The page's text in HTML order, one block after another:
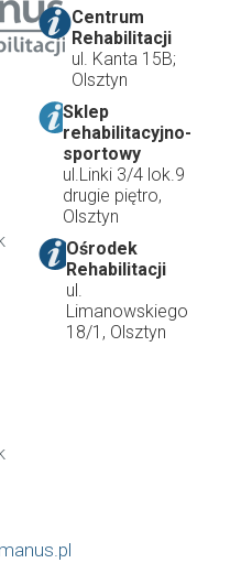
Centrum
Rehabilitacji
ul. Kanta 15B;
Olsztyn
Sklep
rehabilitacyjno-
sportowy
ul.Linki 3/4 lok.9
drugie piętro,
Olsztyn
Ośrodek
Rehabilitacji
ul.
Limanowskiego
18/1, Olsztyn